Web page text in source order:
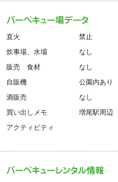
直火
禁止
炊事場、水場
なし
販売 食材
なし
自販機
公園内あり
酒販売
なし
買い出しメモ
増尾駅周辺
アクティビティ